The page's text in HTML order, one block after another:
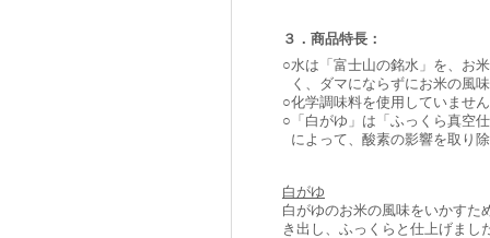
３．商品特長：
○水は「富士山の銘水」を、お
く、ダマにならずにお米の風
○化学調味料を使用していませ
○ 「白がゆ」は「ふっくら真空
によって、酸素の影響を取り
白がゆ
白がゆのお米の風味をいかすた
き出し、ふっくらと仕上げまし